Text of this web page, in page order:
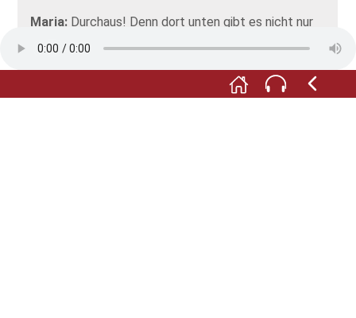
Maria: Durchaus! Denn dort unten gibt es nicht nur
das Mosaik zu sehen, sondern auch die Fundamente
Mittelalter, die übereinanderliegenden Mauern der